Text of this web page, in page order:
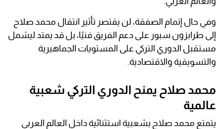
وفي حال إتمام الصفقة، لن يقتصر تأثير انتقال محمد صلاح
إلى طرابزون سبور على دعم الفريق فنيًا، بل قد يمتد ليشمل
مستقبل الدوري التركي على المستويات الجماهيرية
والتسويقية والاقتصادية.
محمد صلاح يمنح الدوري التركي شعبية
عالمية
يتمتع محمد صلاح بشعبية استثنائية داخل العالم العربي